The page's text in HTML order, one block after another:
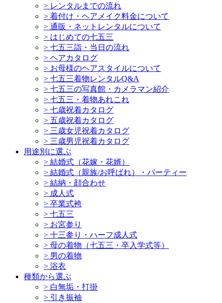
> レンタルまでの流れ
> 着付け・ヘアメイク料金について
> 通販・ネットレンタルについて
> はじめての七五三
> 七五三詣・当日の流れ
> ヘアカタログ
> お母様のヘアスタイルについて
> 七五三着物レンタルQ&A
> 七五三の写真館・カメラマン紹介
> 七五三・着物あれこれ
> 七歳祝着カタログ
> 五歳祝着カタログ
> 三歳女児祝着カタログ
> 三歳男児祝着カタログ
用途別に選ぶ
> 結婚式（花嫁・花婿）
> 結婚式（親族/お呼ばれ）・パーティー
> 結納・顔合わせ
> 成人式
> 卒業式袴
> 七五三
> お宮参り
> 十三参り・ハーフ成人式
> 母の着物（七五三・卒入学式等）
> 男の着物
> 浴衣
種類から選ぶ
> 白無垢・打掛
> 引き振袖